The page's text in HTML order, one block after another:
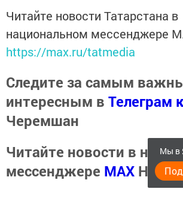
Читайте новости Татарстана в
национальном мессенджере
https://max.ru/tatmedia
Следите за самым
интересным в Телеграм
Черемшан
Читайте новости в
мессенджере MАХ Наш
Мы в